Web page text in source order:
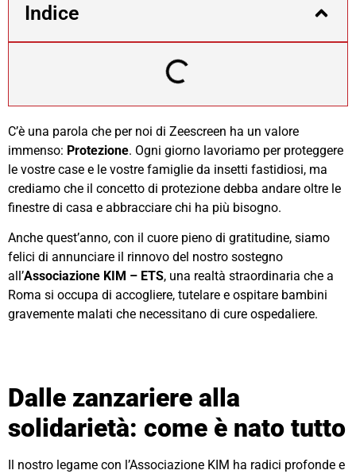
Indice
C’è una parola che per noi di Zeescreen ha un valore
immenso: Protezione. Ogni giorno lavoriamo per proteggere
le vostre case e le vostre famiglie da insetti fastidiosi, ma
crediamo che il concetto di protezione debba andare oltre le
finestre di casa e abbracciare chi ha più bisogno.
Anche quest’anno, con il cuore pieno di gratitudine, siamo
felici di annunciare il rinnovo del nostro sostegno
all’Associazione KIM – ETS, una realtà straordinaria che a
Roma si occupa di accogliere, tutelare e ospitare bambini
gravemente malati che necessitano di cure ospedaliere.
Dalle zanzariere alla
solidarietà: come è nato tutto
Il nostro legame con l’Associazione KIM ha radici profonde e